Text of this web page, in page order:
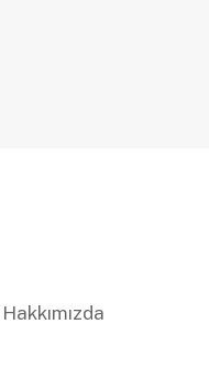
Hakkımızda